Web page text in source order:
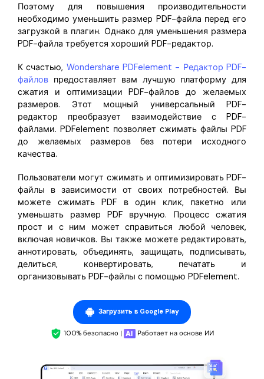
Поэтому для повышения производительности
необходимо уменьшить размер PDF-файла перед его
загрузкой в плагин. Однако для уменьшения размера
PDF-файла требуется хороший PDF-редактор.
К счастью, Wondershare PDFelement - Редактор PDF-
файлов предоставляет вам лучшую платформу для
сжатия и оптимизации PDF-файлов до желаемых
размеров. Этот мощный универсальный PDF-
редактор преобразует взаимодействие с PDF-
файлами. PDFelement позволяет сжимать файлы PDF
до желаемых размеров без потери исходного
качества.
Пользователи могут сжимать и оптимизировать PDF-
файлы в зависимости от своих потребностей. Вы
можете сжимать PDF в один клик, пакетно или
уменьшать размер PDF вручную. Процесс сжатия
прост и с ним может справиться любой человек,
включая новичков. Вы также можете редактировать,
аннотировать, объединять, защищать, подписывать,
делиться, конвертировать, печатать и
организовывать PDF-файлы с помощью PDFelement.
Загрузить в Google Play
100% безопасно | Работает на основе ИИ